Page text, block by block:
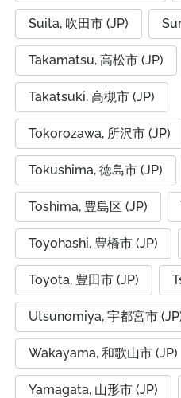
Suita, 吹田市 (JP)
Takamatsu, 高松市 (JP)
Takatsuki, 高槻市 (JP)
Tokorozawa, 所沢市 (JP)
Tokushima, 徳島市 (JP)
Toshima, 豊島区 (JP)
Toyohashi, 豊橋市 (JP)
Toyota, 豊田市 (JP)
Utsunomiya, 宇都宮市
Wakayama, 和歌山市 (JP)
Yamagata, 山形市 (JP)